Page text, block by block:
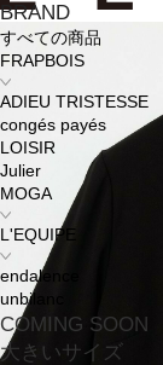
BRAND
すべての商品
FRAPBOIS
ADIEU TRISTESSE
congés payés
LOISIR
Julier
MOGA
L'EQUIPE
endalence
unbilanc
COMING SOON
大きいサイズ